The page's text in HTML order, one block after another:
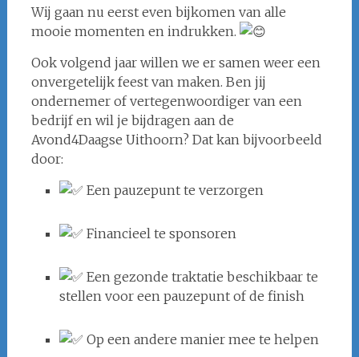
Wij gaan nu eerst even bijkomen van alle
mooie momenten en indrukken.
Ook volgend jaar willen we er samen weer een
onvergetelijk feest van maken. Ben jij
ondernemer of vertegenwoordiger van een
bedrijf en wil je bijdragen aan de
Avond4Daagse Uithoorn? Dat kan bijvoorbeeld
door:
Een pauzepunt te verzorgen
Financieel te sponsoren
Een gezonde traktatie beschikbaar te
stellen voor een pauzepunt of de finish
Op een andere manier mee te helpen